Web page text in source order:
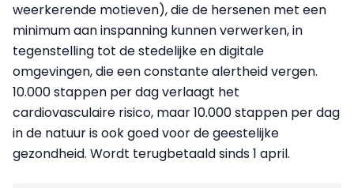
weerkerende motieven), die de hersenen met een
minimum aan inspanning kunnen verwerken, in
tegenstelling tot de stedelijke en digitale
omgevingen, die een constante alertheid vergen.
10.000 stappen per dag verlaagt het
cardiovasculaire risico, maar 10.000 stappen per dag
in de natuur is ook goed voor de geestelijke
gezondheid. Wordt terugbetaald sinds 1 april.